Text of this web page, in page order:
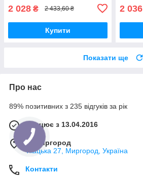
2 028 ₴ 2 433,60 ₴
Купити
2 036
Показати ще
Про нас
89% позитивних з 235 відгуків за рік
Працює з 13.04.2016
м. Миргород
Ткацька 27, Миргород, Україна
Контакти